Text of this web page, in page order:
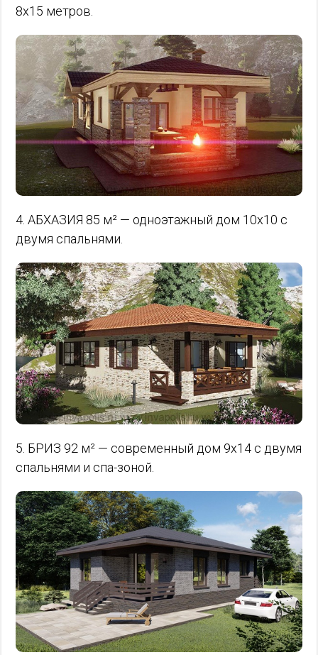
8х15 метров.
4. АБХАЗИЯ 85 м² — одноэтажный дом 10х10 с
двумя спальнями.
5. БРИЗ 92 м² — современный дом 9х14 с двумя
спальнями и спа-зоной.